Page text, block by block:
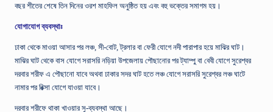
বছর শীতের শেষে তিন দিনের ওরশ মাহফিল অনুষ্ঠিত হয় এবং বহু ভক্তের সমাগম হয়।
যোগাযোগ ব্যবস্থাঃ
ঢাকা থেকে মাওয়া আসার পর লঞ্চ, সী-বোট, ট্রলার বা ফেরী যোগে নদী পারাপার হয়ে মাঝির ঘাট।
মাঝির ঘাট থেকে বাস যোগে সরাসরি নড়িয়া উপজেলায় পৌছানোর পর ট্যাম্পু বা বেবী যোগে সুরেশ্বর
দরবার শরীফ এ পৌছানো যাবে অথবা ঢাকার সদর ঘাট হতে লঞ্চ যোগে সরাসরি সুরেশ্বর লঞ্চ ঘাটে
নামার পর রিক্সা যোগে যাওয়া যাবে।
দরবার শরীফে থাকা খাওয়ার সু-ব্যবস্থা আছে।